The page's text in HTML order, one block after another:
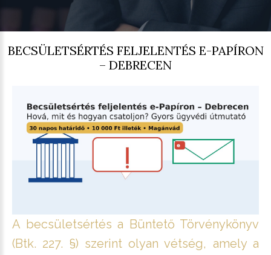
BECSÜLETSÉRTÉS FELJELENTÉS E-PAPÍRON
– DEBRECEN
A becsületsértés a Büntető Törvénykönyv
(Btk. 227. §) szerint olyan vétség, amely a